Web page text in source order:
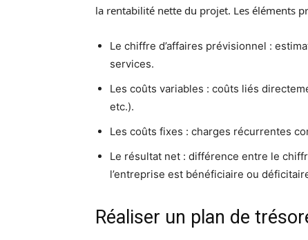
la rentabilité nette du projet. Les éléments
Le chiffre d’affaires prévisionnel :
services.
Les coûts variables : coûts liés
etc.).
Les coûts fixes : charges récurrentes
Le résultat net : différence entre le
l’entreprise est bénéficiaire ou
Réaliser un plan de